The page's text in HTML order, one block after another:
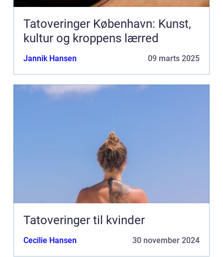
Tatoveringer København: Kunst,
kultur og kroppens lærred
Jannik Hansen 09 marts 2025
Tatoveringer til kvinder
Cecilie Hansen 30 november 2024